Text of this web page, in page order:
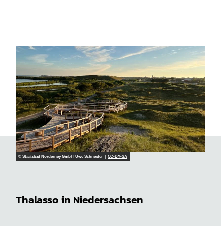
Thalasso in Niedersachsen
© Staatsbad Norderney GmbH, Uwe Schneider | CC-BY-SA